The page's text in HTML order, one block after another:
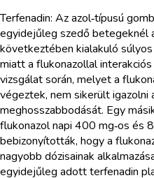
Terfenadin: Az azol‑típusú
egyidejűleg szedő betegeknél
következtében kialakuló
miatt a flukonazollal
vizsgálat során, melyet a
végeztek, nem sikerült igazolni
meghosszabbodását. Egy
flukonazol napi 400 mg‑os és
bebizonyították, hogy a
nagyobb dózisainak
egyidejűleg adott terfenadin